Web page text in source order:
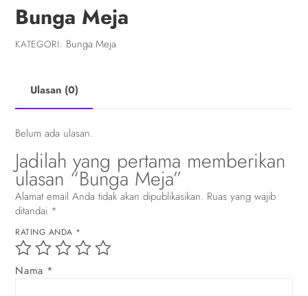
Bunga Meja
KATEGORI: Bunga Meja
Ulasan (0)
Belum ada ulasan.
Jadilah yang pertama memberikan
ulasan “Bunga Meja”
Alamat email Anda tidak akan dipublikasikan. Ruas yang wajib
ditandai *
RATING ANDA *
Nama *